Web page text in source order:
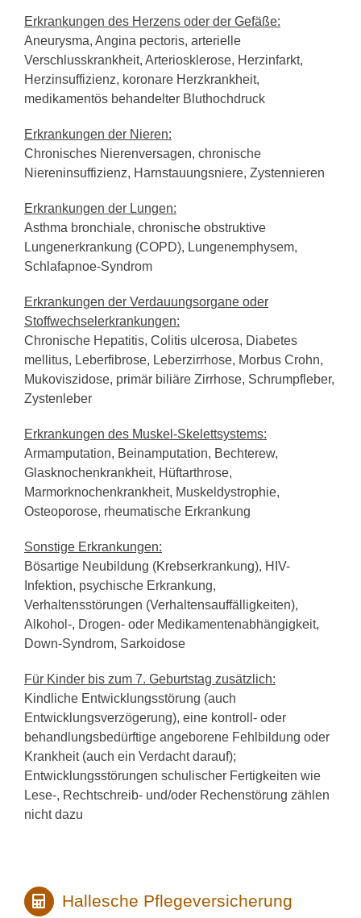
Erkrankungen des Herzens oder der Gefäße:
Aneurysma, Angina pectoris, arterielle
Verschlusskrankheit, Arteriosklerose, Herzinfarkt,
Herzinsuffizienz, koronare Herzkrankheit,
medikamentös behandelter Bluthochdruck
Erkrankungen der Nieren:
Chronisches Nierenversagen, chronische
Niereninsuffizienz, Harnstauungsniere, Zystennieren
Erkrankungen der Lungen:
Asthma bronchiale, chronische obstruktive
Lungenerkrankung (COPD), Lungenemphysem,
Schlafapnoe-Syndrom
Erkrankungen der Verdauungsorgane oder
Stoffwechselerkrankungen:
Chronische Hepatitis, Colitis ulcerosa, Diabetes
mellitus, Leberfibrose, Leberzirrhose, Morbus Crohn,
Mukoviszidose, primär biliäre Zirrhose, Schrumpfleber,
Zystenleber
Erkrankungen des Muskel-Skelettsystems:
Armamputation, Beinamputation, Bechterew,
Glasknochenkrankheit, Hüftarthrose,
Marmorknochenkrankheit, Muskeldystrophie,
Osteoporose, rheumatische Erkrankung
Sonstige Erkrankungen:
Bösartige Neubildung (Krebserkrankung), HIV-
Infektion, psychische Erkrankung,
Verhaltensstörungen (Verhaltensauffälligkeiten),
Alkohol-, Drogen- oder Medikamentenabhängigkeit,
Down-Syndrom, Sarkoidose
Für Kinder bis zum 7. Geburtstag zusätzlich:
Kindliche Entwicklungsstörung (auch
Entwicklungsverzögerung), eine kontroll- oder
behandlungsbedürftige angeborene Fehlbildung oder
Krankheit (auch ein Verdacht darauf);
Entwicklungsstörungen schulischer Fertigkeiten wie
Lese-, Rechtschreib- und/oder Rechenstörung zählen
nicht dazu
Hallesche Pflegeversicherung